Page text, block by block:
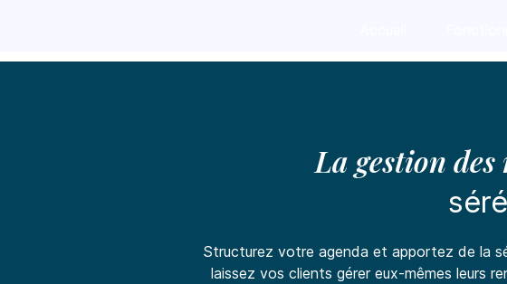
La gestion
Structurez votre agenda et apportez de la
laissez vos clients gérer eux-mêmes leurs